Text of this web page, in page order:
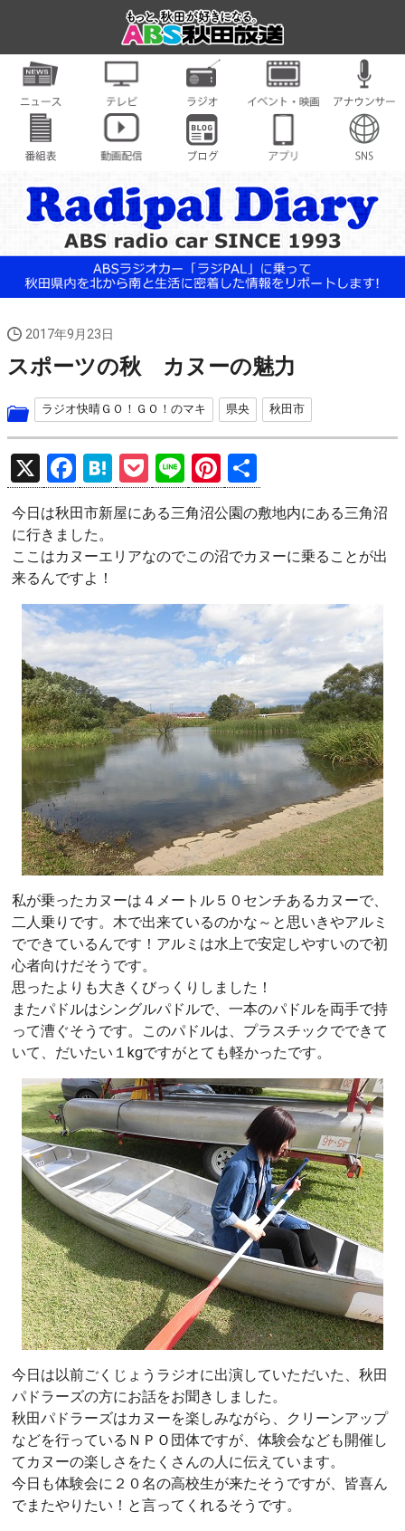
2017年9月23日
スポーツの秋 カヌーの魅力
ラジオ快晴ＧＯ！ＧＯ！のマキ 県央 秋田市
X
F
a
ce
b
o
o
k
H
at
e
n
P
o
ck
et
Li
n
e
Pi
nt
er
es
有
今日は秋田市新屋にある三角沼公園の敷地内にある三角沼
に行きました。
ここはカヌーエリアなのでこの沼でカヌーに乗ることが出
来るんですよ！
私が乗ったカヌーは４メートル５０センチあるカヌーで、
二人乗りです。木で出来ているのかな～と思いきやアルミ
でできているんです！アルミは水上で安定しやすいので初
心者向けだそうです。
思ったよりも大きくびっくりしました！
またパドルはシングルパドルで、一本のパドルを両手で持
って漕ぐそうです。このパドルは、プラスチックでできて
いて、だいたい１kgですがとても軽かったです。
今日は以前ごくじょうラジオに出演していただいた、秋田
パドラーズの方にお話をお聞きしました。
秋田パドラーズはカヌーを楽しみながら、クリーンアップ
などを行っているＮＰＯ団体ですが、体験会なども開催し
てカヌーの楽しさをたくさんの人に伝えています。
今日も体験会に２０名の高校生が来たそうですが、皆喜ん
でまたやりたい！と言ってくれるそうです。